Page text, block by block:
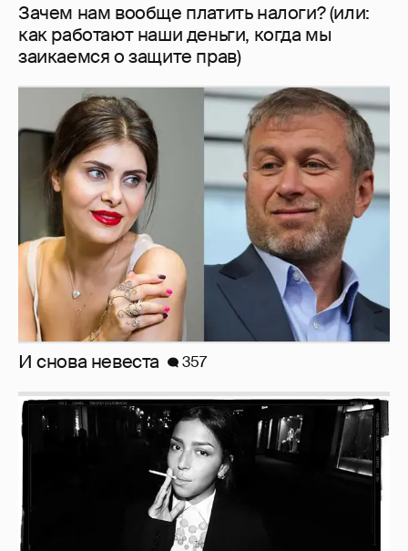
Зачем нам вообще платить налоги? (или:
как работают наши деньги, когда мы
заикаемся о защите прав)
И снова невеста 357